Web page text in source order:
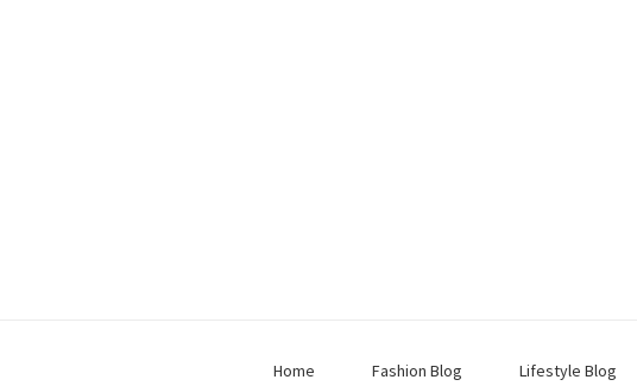
Home Fashion Blog Lifestyle Blog